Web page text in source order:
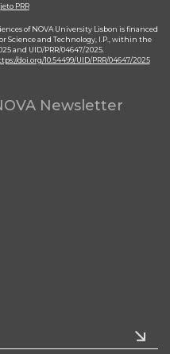
PRR
of NOVA University Lisbon is financed
Science and Technology, I.P., within the
and UID/PRR/04647/2025.
doi.org/10.54499/UID/PRR/04647/2025
Newsletter